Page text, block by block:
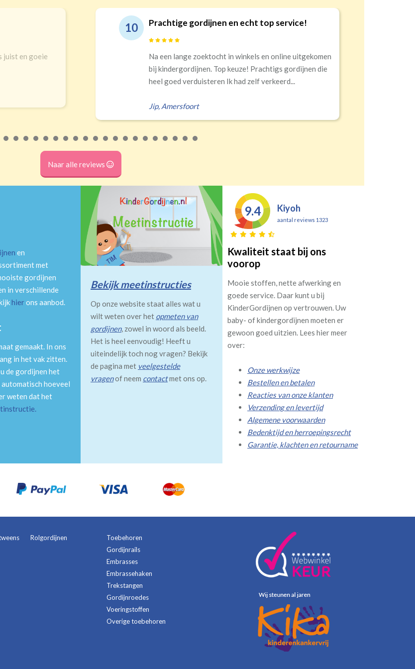
Prachtige gordijnen en echt top service!
Na een lange zoektocht in winkels en online uitgekomen
bij kindergordijnen. Top keuze! Prachtigs gordijnen die
heel goed verduisteren Ik had zelf verkeerd...
Amersfoort
Naar alle reviews
en
met
gordijnen
in verschillende
hierons aanbod.
gemaakt. In ons
in het vak zitten.
de gordijnen het
hoeveel
weten dat het
.
Bekijk meetinstructies
Op onze website staat alles wat u
wilt weten over het opmeten van
gordijnen, zowel in woord als beeld.
Het is heel eenvoudig! Heeft u
uiteindelijk toch nog vragen? Bekijk
de pagina met veelgestelde
vragenof neem contactmet ons op.
9.4 Kiyoh
aantal reviews 1323
Kwaliteit staat bij ons
voorop
Mooie stoffen, nette afwerking en
goede service. Daar kunt u bij
KinderGordijnen op vertrouwen. Uw
baby- of kindergordijnen moeten er
gewoon goed uitzien. Lees hier meer
over:
Onze werkwijze
Bestellen en betalen
Reacties van onze klanten
Verzending en levertijd
Algemene voorwaarden
Bedenktijd en herroepingsrecht
Garantie, klachten en retourname
Rolgordijnen
Toebehoren
Gordijnrails
Embrasses
Embrassehaken
Trekstangen
Gordijnroedes
Voeringstoffen
Overige toebehoren